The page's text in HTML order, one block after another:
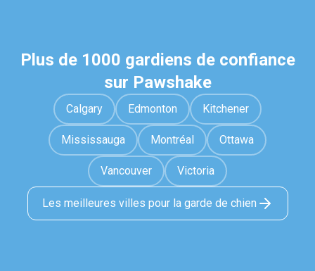
Plus de 1000 gardiens de confiance
sur Pawshake
Calgary Edmonton Kitchener
Mississauga Montréal Ottawa
Vancouver Victoria
Les meilleures villes pour la garde de chien